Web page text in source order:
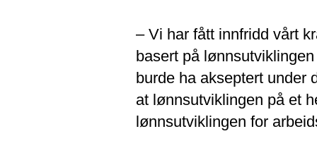
– Vi har fått innfridd vårt
basert på
burde ha akseptert
at lønnsutviklingen på et
lønnsutviklingen for